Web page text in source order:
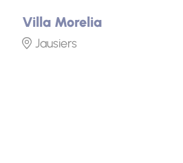
Villa Morelia
Jausiers